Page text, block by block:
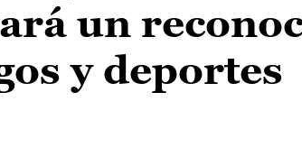
un
y deportes